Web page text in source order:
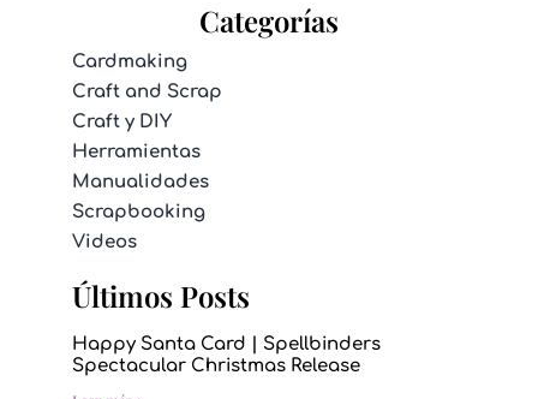
Categorías
Cardmaking
Craft and Scrap
Craft y DIY
Herramientas
Manualidades
Scrapbooking
Videos
Últimos Posts
Happy Santa Card | Spellbinders
Spectacular Christmas Release